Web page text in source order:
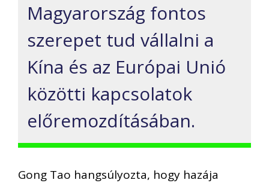
Magyarország fontos
szerepet tud vállalni a
Kína és az Európai Unió
közötti kapcsolatok
előremozdításában.
Gong Tao hangsúlyozta, hogy hazája